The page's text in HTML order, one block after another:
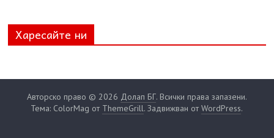
Харесайте ни
Авторско право © 2026 Долап БГ. Всички права запазени.
Тема: ColorMag от ThemeGrill. Задвижван отWordPress.